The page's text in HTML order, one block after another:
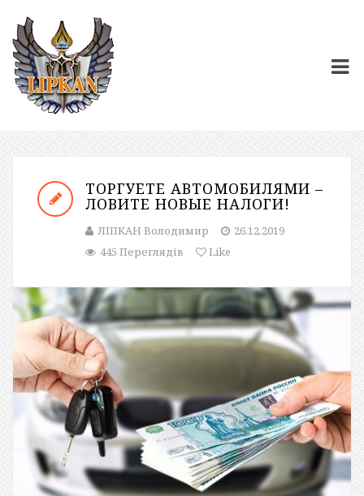
ТОРГУЕТЕ АВТОМОБИЛЯМИ –
ЛОВИТЕ НОВЫЕ НАЛОГИ!
ЛІПКАН Володимир
26.12.2019
445 Переглядів
Like